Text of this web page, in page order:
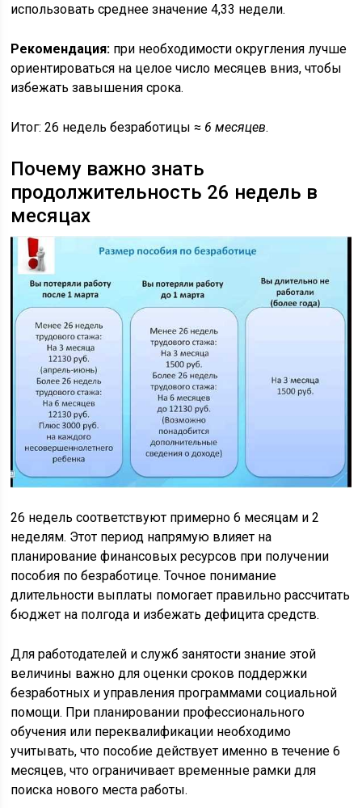
использовать среднее значение 4,33 недели.
Рекомендация: при необходимости округления лучше
ориентироваться на целое число месяцев вниз, чтобы
избежать завышения срока.
Итог: 26 недель безработицы ≈ 6 месяцев.
Почему важно знать
продолжительность 26 недель в
месяцах
26 недель соответствуют примерно 6 месяцам и 2
неделям. Этот период напрямую влияет на
планирование финансовых ресурсов при получении
пособия по безработице. Точное понимание
длительности выплаты помогает правильно рассчитать
бюджет на полгода и избежать дефицита средств.
Для работодателей и служб занятости знание этой
величины важно для оценки сроков поддержки
безработных и управления программами социальной
помощи. При планировании профессионального
обучения или переквалификации необходимо
учитывать, что пособие действует именно в течение 6
месяцев, что ограничивает временные рамки для
поиска нового места работы.